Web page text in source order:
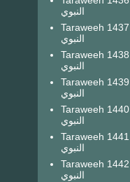
النبوي
Taraweeh 1437 صلاة التراويح من المسجد
النبوي
Taraweeh 1438 صلاة التراويح من المسجد
النبوي
Taraweeh 1439 صلاة التراويح من المسجد
النبوي
Taraweeh 1440 صلاة التراويح من المسجد
النبوي
Taraweeh 1441 صلاة التراويح من المسجد
النبوي
Taraweeh 1442 صلاة التراويح من المسجد
النبوي